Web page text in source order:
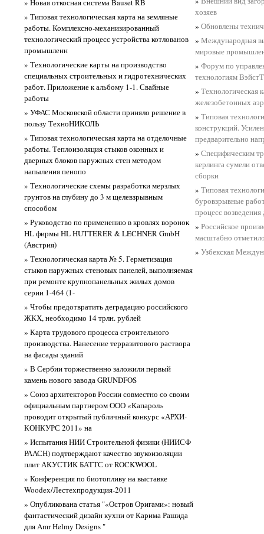
» Новая откосная система Bauset RB
» Типовая технологическая карта на земляные
работы. Комплексно-механизированный
технологический процесс устройства котлованов
промышленн
» Технологические карты на производство
специальных строительных и гидротехнических
работ. Приложение к альбому 1-1. Свайные
работы
» УФАС Московской области приняло решение в
пользу ТехноНИКОЛЬ
» Типовая технологическая карта на отделочные
работы. Теплоизоляция стыков оконных и
дверных блоков наружных стен методом
напыления пенопо
» Технологические схемы разработки мерзлых
грунтов на глубину до 3 м щелевзрывным
способом
» Руководство по применению в кровлях воронок
HL фирмы HL HUTTERER & LECHNER GmbH
(Австрия)
» Технологическая карта № 5. Герметизация
стыков наружных стеновых панелей, выполняемая
при ремонте крупнопанельных жилых домов
серии 1-464 (1-
» Чтобы предотвратить деградацию российского
ЖКХ, необходимо 14 трлн. рублей
» Карта трудового процесса строительного
производства. Нанесение терразитового раствора
на фасады зданий
» В Сербии торжественно заложили первый
камень нового завода GRUNDFOS
» Союз архитекторов России совместно со своим
официальным партнером ООО «Капарол»
проводит открытый публичный конкурс «АРХИ-
КОНКУРС 2011» на
» Испытания НИИ Строительной физики (НИИСФ
РААСН) подтверждают качество звукоизоляции
плит АКУСТИК БАТТС от ROCKWOOL
» Конференция по биотопливу на выставке
Woodex/Лестехпродукция-2011
» Опубликована статья "«Остров Оригами»: новый
фантастический дизайн кухни от Карима Рашида
для Amr Helmy Designs "
хозяев
» Обновлены
» Международная
мировые
» Форум по
технологиям
» Технологическая
железобетонных
» Типовая
конструкций.
предварительно
» Специфическим
керлинга сумели
сборки
» Типовая
буровзрывные
процесс
» Российское
масштабно
» Узбекская